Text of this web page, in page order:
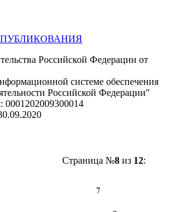
Российской Федерации от
системе обеспечения
Российской Федерации"
0001202009300014
Страница №8из 12: